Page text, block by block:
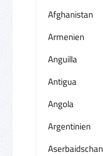
Afghanistan
Armenien
Anguilla
Antigua
Angola
Argentinien
Aserbaidschan